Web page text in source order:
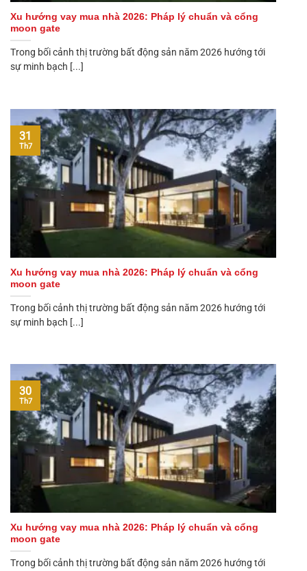
Xu hướng vay mua nhà 2026: Pháp lý chuẩn và cổng
moon gate
Trong bối cảnh thị trường bất động sản năm 2026 hướng tới
sự minh bạch [...]
Xu hướng vay mua nhà 2026: Pháp lý chuẩn và cổng
moon gate
Trong bối cảnh thị trường bất động sản năm 2026 hướng tới
sự minh bạch [...]
31
Th7
Xu hướng vay mua nhà 2026: Pháp lý chuẩn và cổng
moon gate
Trong bối cảnh thị trường bất động sản năm 2026 hướng tới
30
Th7